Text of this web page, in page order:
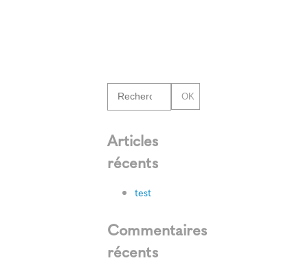
OK
Articles
récents
test
Commentaires
récents